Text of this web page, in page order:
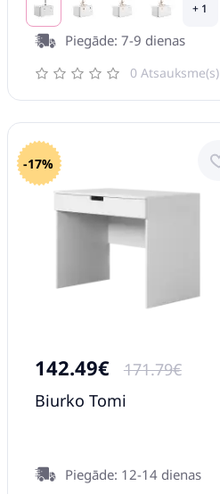
+ 1
Piegāde: 7-9 dienas
0 Atsauksme(s)
-17%
142.49€
171.79€
Biurko Tomi
Piegāde: 12-14 dienas